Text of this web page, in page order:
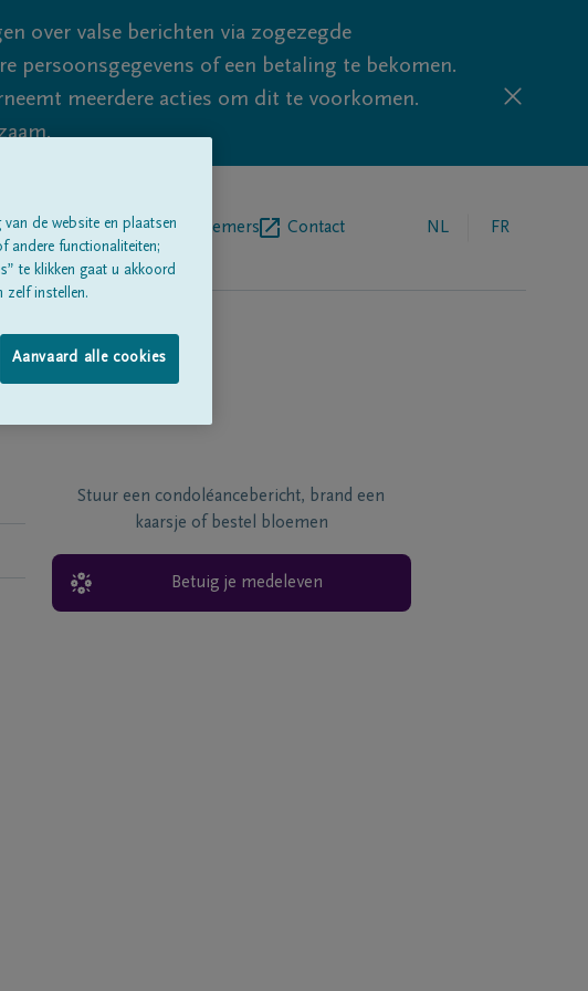
over valse berichten via zogezegde
persoonsgegevens of een betaling te bekomen.
meerdere acties om dit te voorkomen.
Over onsBegrafenisondernemers Contact NL FR
Stuur een condoléancebericht, brand een
kaarsje of bestel bloemen
Betuig je medeleven
de website en plaatsen
andere functionaliteiten;
te klikken gaat u akkoord
zelf instellen.
Aanvaard alle cookies